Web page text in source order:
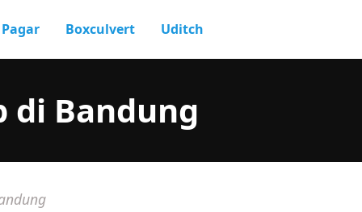
Pagar Boxculvert Uditch
di Bandung